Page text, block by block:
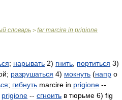
словарь > far marcire in prigione
; нарывать 2) гнить портиться 3)
разрушаться 4) мокнуть (напр о
; гибнуть marcire in prigione --
prigione -- сгноить в тюрьме 6) fig